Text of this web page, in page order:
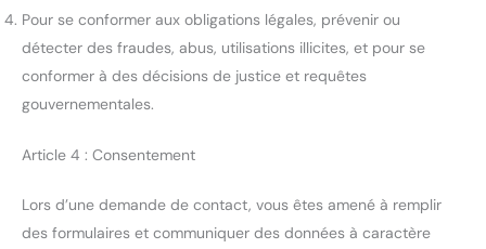
Pour se conformer aux obligations légales, prévenir ou
détecter des fraudes, abus, utilisations illicites, et pour se
conformer à des décisions de justice et requêtes
gouvernementales.
Article 4 : Consentement
Lors d’une demande de contact, vous êtes amené à remplir
des formulaires et communiquer des données à caractère